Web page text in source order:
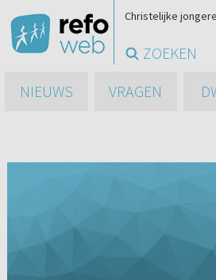
Christelijke
ZOEKEN
NIEUWS
VRAGEN